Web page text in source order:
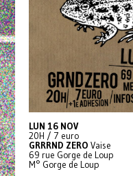
LUN 16 NOV
20H / 7 euro
GRRRND ZERO Vaise
69 rue Gorge de Loup
M° Gorge de Loup